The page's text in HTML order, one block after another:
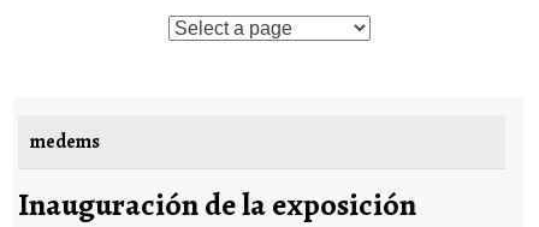
Saltar al contenido
medems
Inauguración de la exposición